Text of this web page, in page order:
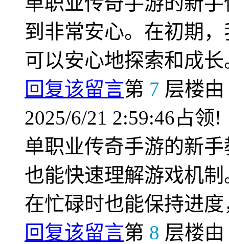
到非常安心。在初期
可以安心地探索和成长
回复该留言第 7 层楼由
2025/6/21 2:59:46占领!
单职业传奇手游的新
也能快速理解游戏机
在忙碌时也能保持进
回复该留言第 8 层楼由